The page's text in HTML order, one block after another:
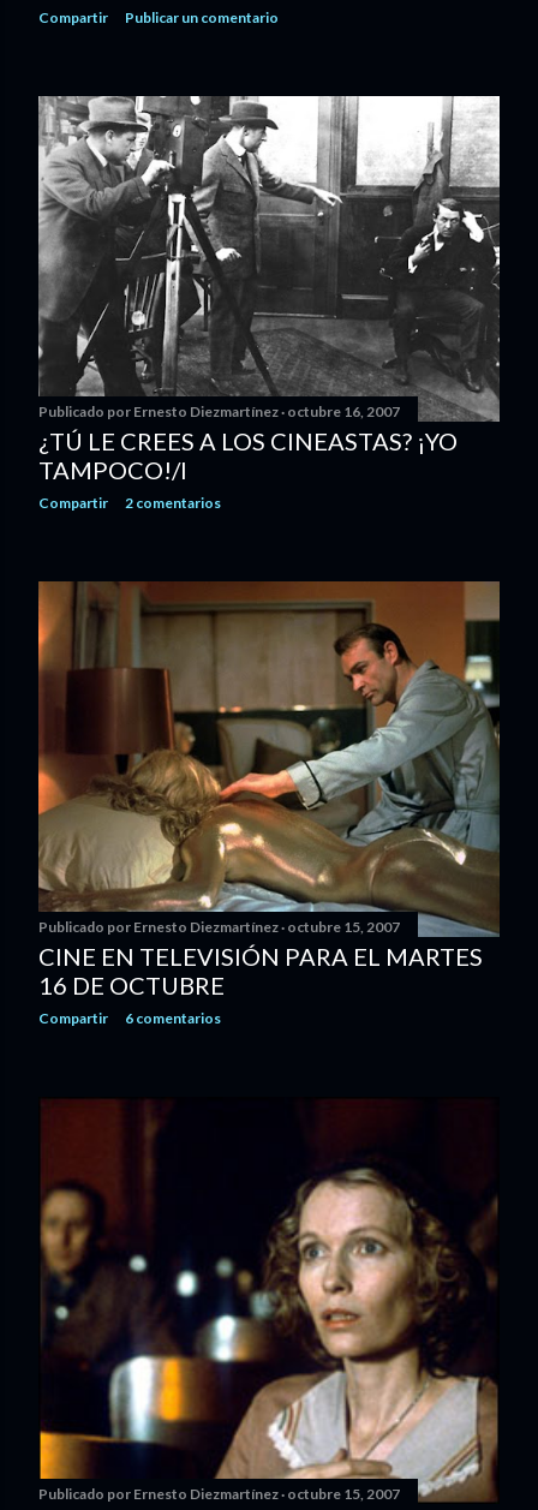
Compartir Publicar un comentario
Publicado por Ernesto Diezmartínez octubre 16, 2007
¿TÚ LE CREES A LOS CINEASTAS? ¡YO
TAMPOCO!/I
Compartir 2 comentarios
Publicado por Ernesto Diezmartínez octubre 15, 2007
CINE EN TELEVISIÓN PARA EL MARTES
16 DE OCTUBRE
Compartir 6 comentarios
Publicado por Ernesto Diezmartínez octubre 15, 2007